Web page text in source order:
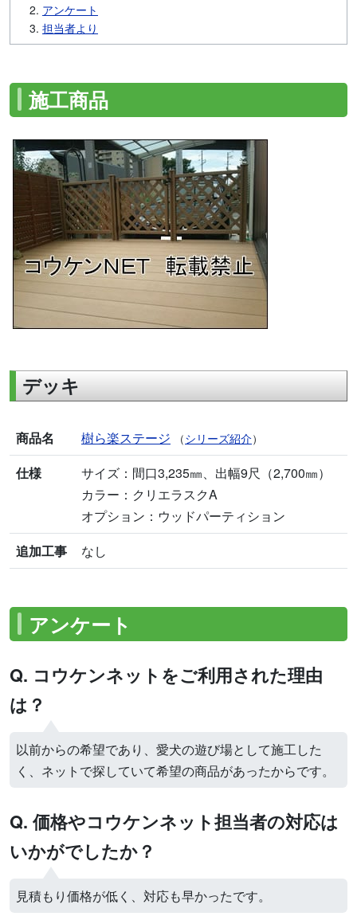
アンケート
担当者より
施工商品
デッキ
商品名 樹ら楽ステージ （シリーズ紹介）
仕様
サイズ：間口3,235㎜、出幅9尺（2,700㎜）
カラー：クリエラスクA
オプション：ウッドパーティション
追加工事
なし
アンケート
Q. コウケンネットをご利用された理由
は？
以前からの希望であり、愛犬の遊び場として施工した
く、ネットで探していて希望の商品があったからです。
Q. 価格やコウケンネット担当者の対応は
いかがでしたか？
見積もり価格が低く、対応も早かったです。